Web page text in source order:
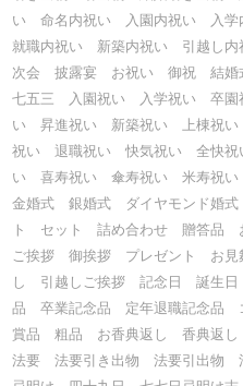
い 命名内祝い 入園内祝い 入
就職内祝い 新築内祝い 引越し
次会 披露宴 お祝い 御祝 結
七五三 入園祝い 入学祝い 卒
い 昇進祝い 新築祝い 上棟祝
祝い 退職祝い 快気祝い 全快
い 喜寿祝い 傘寿祝い 米寿祝
金婚式 銀婚式 ダイヤモンド婚
ト セット 詰め合わせ 贈答品
ご挨拶 御挨拶 プレゼント お
し 引越しご挨拶 記念日 誕生
品 卒業記念品 定年退職記念品
賞品 粗品 お香典返し 香典返
法要 法要引き出物 法要引出物